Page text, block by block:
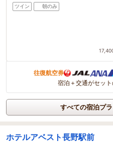
ツイン 朝のみ
往復航空券
宿泊＋交通がセッ
すべての宿泊プラ
ホテルアベスト長野駅前